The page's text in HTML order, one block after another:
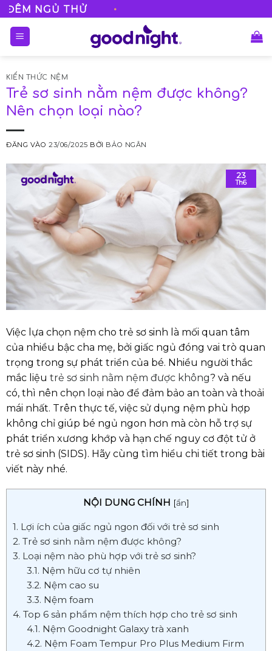
BỏTHỬ •
KIẾN THỨC NỆM
Trẻ sơ sinh nằm nệm được không?
Nên chọn loại nào?
ĐĂNG VÀO23/06/2025 BỞI BẢO NGÂN
23
Th6
Việc lựa chọn nệm cho trẻ sơ sinh là mối quan tâm
của nhiều bậc cha mẹ, bởi giấc ngủ đóng vai trò quan
trọng trong sự phát triển của bé. Nhiều người thắc
mắc liệu trẻ sơ sinh nằm nệm được không? và nếu
có, thì nên chọn loại nào để đảm bảo an toàn và thoải
mái nhất. Trên thực tế, việc sử dụng nệm phù hợp
không chỉ giúp bé ngủ ngon hơn mà còn hỗ trợ sự
phát triển xương khớp và hạn chế nguy cơ đột tử ở
trẻ sơ sinh (SIDS). Hãy cùng tìm hiểu chi tiết trong bài
viết này nhé.
NỘI DUNG CHÍNH [ẩn]
1. Lợi ích của giấc ngủ ngon đối với trẻ sơ sinh
2. Trẻ sơ sinh nằm nệm được không?
3. Loại nệm nào phù hợp với trẻ sơ sinh?
3.1. Nệm hữu cơ tự nhiên
3.2. Nệm cao su
3.3. Nệm foam
4. Top 6 sản phẩm nệm thích hợp cho trẻ sơ sinh
4.1. Nệm Goodnight Galaxy trà xanh
4.2. Nệm Foam Tempur Pro Plus Medium Firm